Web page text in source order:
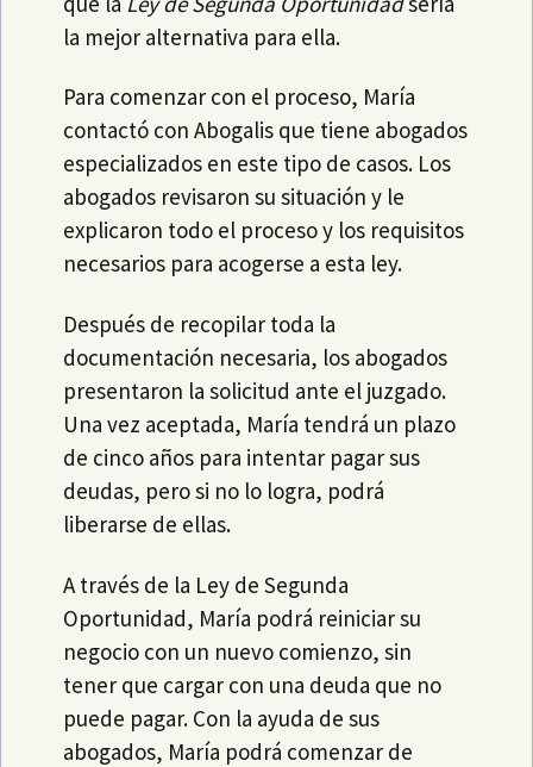
la mejor alternativa para ella.
Para comenzar con el proceso, María
contactó con Abogalis que tiene abogados
especializados en este tipo de casos. Los
abogados revisaron su situación y le
explicaron todo el proceso y los requisitos
necesarios para acogerse a esta ley.
Después de recopilar toda la
documentación necesaria, los abogados
presentaron la solicitud ante el juzgado.
Una vez aceptada, María tendrá un plazo
de cinco años para intentar pagar sus
deudas, pero si no lo logra, podrá
liberarse de ellas.
A través de la Ley de Segunda
Oportunidad, María podrá reiniciar su
negocio con un nuevo comienzo, sin
tener que cargar con una deuda que no
puede pagar. Con la ayuda de sus
abogados, María podrá comenzar de